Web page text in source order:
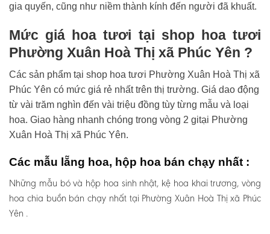
gia quyến, cũng như niềm thành kính đến người đã khuất.
Mức giá hoa tươi tại shop hoa tươi
Phường Xuân Hoà Thị xã Phúc Yên ?
Các sản phẩm tại shop hoa tươi Phường Xuân Hoà Thị xã
Phúc Yên có mức giá rẻ nhất trên thị trường. Giá dao động
từ vài trăm nghìn đến vài triệu đồng tùy từng mẫu và loại
hoa. Giao hàng nhanh chóng trong vòng 2 gitại Phường
Xuân Hoà Thị xã Phúc Yên.
Các mẫu lẵng hoa, hộp hoa bán chạy nhất :
Những mẫu bó và hộp hoa sinh nhật, kệ hoa khai trương, vòng
hoa chia buồn bán chạy nhất tại Phường Xuân Hoà Thị xã Phúc
Yên .